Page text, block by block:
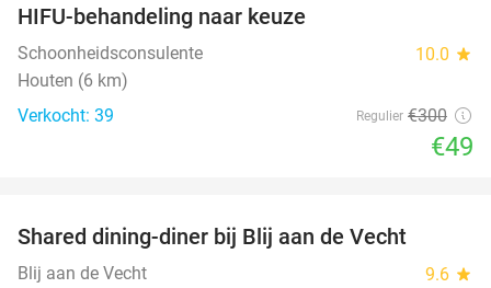
HIFU-behandeling naar keuze
Schoonheidsconsulente 10.0 star
Houten (6 km)
Verkocht: 39
Regulier €300
€49
Shared dining-diner bij Blij aan de Vecht
Blij aan de Vecht 9.6 star